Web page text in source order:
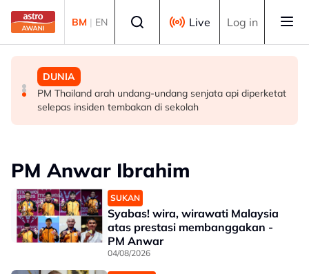
Skip to main content
BM | EN Live Log in
MALAYSIA
Berita tempatan pilihan sepanjang hari ini
MALAYSIA
Pengacara, ahli perniagaan ditahan bantu siasatan
audio siar sentuh isu sensitiviti agama
DUNIA
PM Thailand arah undang-undang senjata api diperketat
selepas insiden tembakan di sekolah
PM Anwar Ibrahim
SUKAN
Syabas! wira, wirawati Malaysia
atas prestasi membanggakan -
PM Anwar
04/08/2026